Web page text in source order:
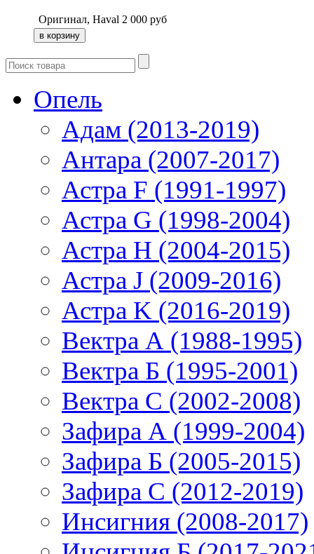
Оригинал, Haval 2 000 руб
Опель
Адам (2013-2019)
Антара (2007-2017)
Астра F (1991-1997)
Астра G (1998-2004)
Астра H (2004-2015)
Астра J (2009-2016)
Астра K (2016-2019)
Вектра А (1988-1995)
Вектра Б (1995-2001)
Вектра С (2002-2008)
Зафира А (1999-2004)
Зафира Б (2005-2015)
Зафира С (2012-2019)
Инсигния (2008-2017)